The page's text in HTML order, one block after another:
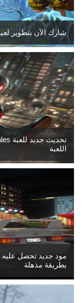
شارك الآن بتطوير
اللعبة
بطريقة مذهلة